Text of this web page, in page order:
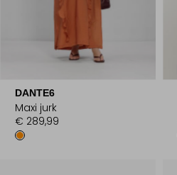
DANTE6
Maxi jurk
€ 289,99